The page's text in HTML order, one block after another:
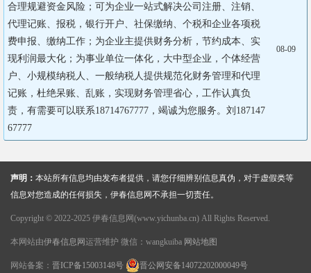
合理规避资金风险；可为企业一站式解决公司注册、注销、
代理记账、报税，银行开户、社保缴纳、个税和企业各项税
费申报、缴纳工作；为企业主提供财务分析，节约成本、实
现利润最大化；为事业单位一体化，大中型企业，个体经营
户、小规模纳税人、一般纳税人提供规范化财务管理和代理
记账，杜绝呆账、乱账，实现财务管理省心，工作认真负
责，有需要可以联系18714767777，竭诚为您服务。刘187147
67777
08-09
声明： 本站所有信息均由发布者提供，请您仔细辨别信息真伪，对于虚假类等
信息对您造成的任何损失，伊春信息网不承担一切责任。
Copyright © 2022-2025 伊春信息网(www.yichunba.cn) All Rights Reserved.
本网站由伊春信息网 运营维护 微信：wangkuiba 网站地图
网站备案： 晋ICP备15003148号 晋公网安备14072202000049号